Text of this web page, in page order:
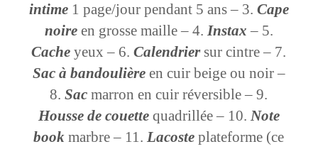
intime1 page/jour pendant 5 ans – 3. Cape
noireen grosse maille – 4. Instax – 5.
Cache yeux – 6.Calendriersur cintre – 7.
Sac à bandoulièreen cuir beige ou noir –
8.Sac marron en cuir réversible – 9.
Housse de couettequadrillée – 10. Note
book marbre – 11.Lacoste plateforme (ce